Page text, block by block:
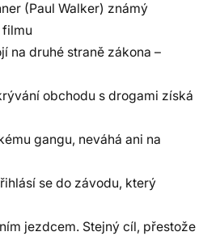
(Paul Walker) známý
filmu
na druhé straně zákona –
obchodu s drogami získá
gangu, neváhá ani na
se do závodu, který
jezdcem. Stejný cíl, přestože